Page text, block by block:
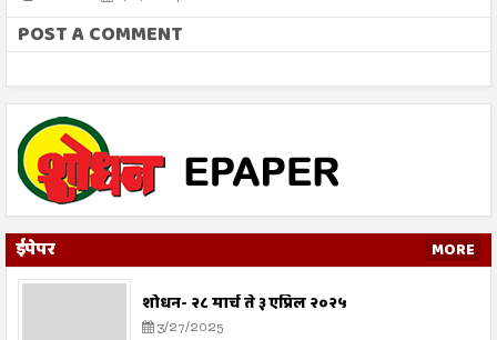
POST A COMMENT
ईपेपर MORE
शोधन- २८ मार्च ते ३ एप्रिल २०२५
3/27/2025